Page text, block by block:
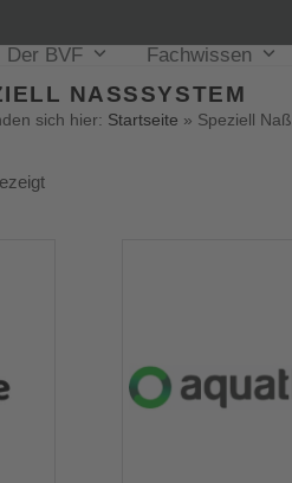
Der BVF Fachwissen
NASSSYSTEM
sich hier: Startseite » Speziell